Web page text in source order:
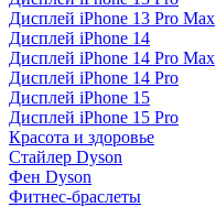
Дисплей iPhone 13 Pro Max
Дисплей iPhone 14
Дисплей iPhone 14 Pro Max
Дисплей iPhone 14 Pro
Дисплей iPhone 15
Дисплей iPhone 15 Pro
Красота и здоровье
Стайлер Dyson
Фен Dyson
Фитнес-браслеты